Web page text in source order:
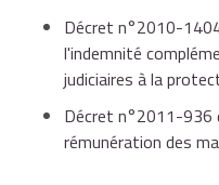
Les revenus pris en
de l'avant-dernière
de la mesure.
Le prélèvement
l'impôt sur le revenu .
Décret n°2010-
l'indemnité
judiciaires à la
Décret n°2011-936
rémunération des